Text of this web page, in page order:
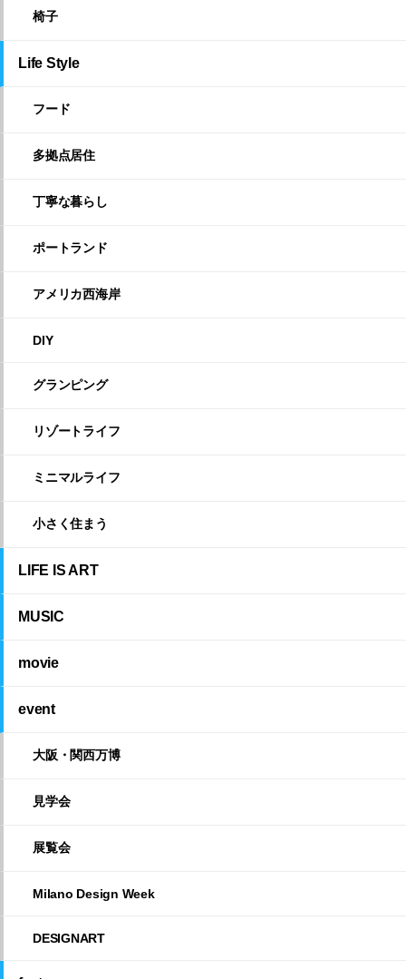
椅子
Life Style
フード
多拠点居住
丁寧な暮らし
ポートランド
アメリカ西海岸
DIY
グランピング
リゾートライフ
ミニマルライフ
小さく住まう
LIFE IS ART
MUSIC
movie
event
大阪・関西万博
見学会
展覧会
Milano Design Week
DESIGNART